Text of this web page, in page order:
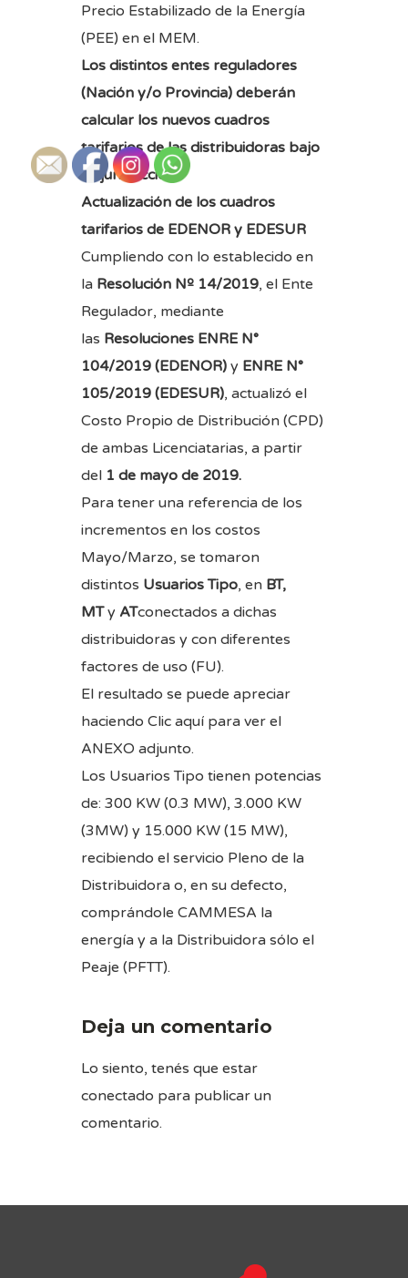
Precio Estabilizado de la Energía
(PEE) en el MEM.
Los distintos entes reguladores
(Nación y/o Provincia) deberán
calcular los nuevos cuadros
tarifarios de las distribuidoras bajo
su jurisdicción.
Actualización de los cuadros
tarifarios de EDENOR y EDESUR
Cumpliendo con lo establecido en
la Resolución Nº 14/2019, el Ente
Regulador, mediante
las Resoluciones ENRE N°
104/2019 (EDENOR) y ENRE N°
105/2019 (EDESUR), actualizó el
Costo Propio de Distribución (CPD)
de ambas Licenciatarias, a partir
del 1 de mayo de 2019.
Para tener una referencia de los
incrementos en los costos
Mayo/Marzo, se tomaron
distintos Usuarios Tipo, en BT,
MTy ATconectados a dichas
distribuidoras y con diferentes
factores de uso (FU).
El resultado se puede apreciar
haciendo Clic aquí para ver el
ANEXO adjunto.
Los Usuarios Tipo tienen potencias
de: 300 KW (0.3 MW), 3.000 KW
(3MW) y 15.000 KW (15 MW),
recibiendo el servicio Pleno de la
Distribuidora o, en su defecto,
comprándole CAMMESA la
energía y a la Distribuidora sólo el
Peaje (PFTT).
Deja un comentario
Lo siento, tenés que estar
conectado para publicar un
comentario.